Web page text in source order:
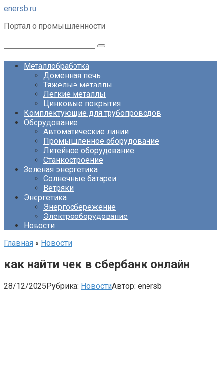
Перейти
контенту
enersb.ru
Портал о промышленности
Металлобработка
Доменная печь
Тяжелые металлы
Легкие металлы
Цинковые покрытия
Комплектующие для трубопроводов
Оборудование
Автоматические линии
Промышленное оборудование
Литейное оборудование
Станкостроение
Зеленая энергетика
Солнечные батареи
Ветряки
Энергетика
Энергосбережение
Электрооборудование
Новости
Главная » Новости
как найти чек в сбербанк онлайн
28/12/2025Рубрика: НовостиАвтор: enersb